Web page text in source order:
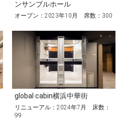
ンサンブルホール
オープン：2023年10月 席数：300
global cabin横浜中華街
リニューアル：2024年7月 床数：
99